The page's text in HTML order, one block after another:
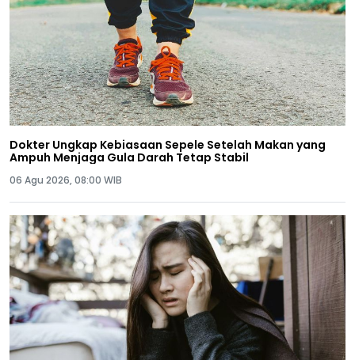
Dokter Ungkap Kebiasaan Sepele Setelah Makan yang
Ampuh Menjaga Gula Darah Tetap Stabil
06 Agu 2026, 08:00 WIB